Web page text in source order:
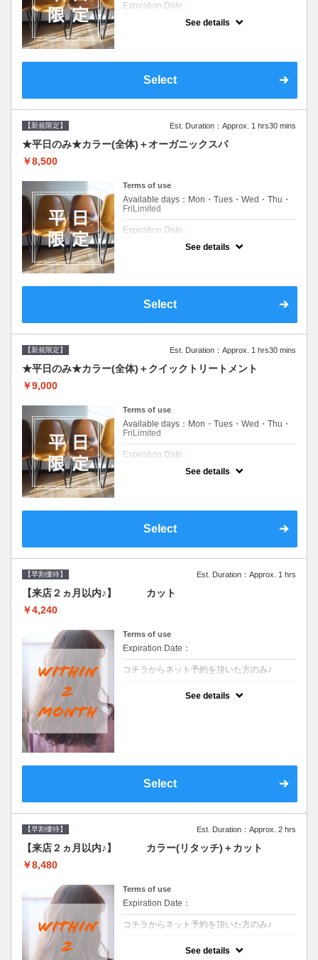
Expiration Date：
新規限定の平日のみのクーポンです★
平日クーポン●シャンプーブロー込●ロング料
提案させて頂きます●選べるシャンプー付き●
See details
Select
【新規限定】 Est. Duration：Approx. 1 hrs30 mins
★平日のみ★カラー(全体)＋オーガニックスパ
￥8,500
Terms of use
Available days：Mon・Tues・Wed・Thu・
FriLimited
Expiration Date：
新規限定の平日のみのクーポンです★
平日クーポン●シャンプーブロー込●ロング料
提案させて頂きます●選べるシャンプー付き●
See details
Select
【新規限定】 Est. Duration：Approx. 1 hrs30 mins
★平日のみ★カラー(全体)＋クイックトリートメント
￥9,000
Terms of use
Available days：Mon・Tues・Wed・Thu・
FriLimited
Expiration Date：
新規限定の平日のみのクーポンです★
平日クーポン●シャンプーブロー込●ロング料
提案させて頂きます●選べるシャンプー付き●
See details
Select
【早割優待】 Est. Duration：Approx. 1 hrs
【来店２ヵ月以内♪】 カット
￥4,240
Terms of use
Expiration Date：
コチラからネット予約を頂いた方のみ♪
See details
Select
【早割優待】 Est. Duration：Approx. 2 hrs
【来店２ヵ月以内♪】 カラー(リタッチ)＋カット
￥8,480
Terms of use
Expiration Date：
コチラからネット予約を頂いた方のみ♪
See details